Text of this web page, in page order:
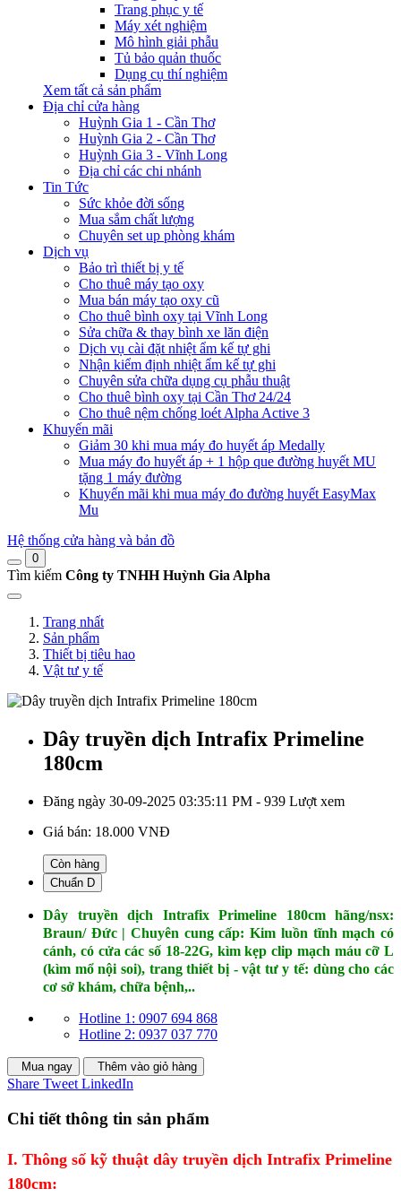
Trang phục y tế
Máy xét nghiệm
Mô hình giải phẫu
Tủ bảo quản thuốc
Dụng cụ thí nghiệm
Xem tất cả sản phẩm
Địa chỉ cửa hàng
Huỳnh Gia 1 - Cần Thơ
Huỳnh Gia 2 - Cần Thơ
Huỳnh Gia 3 - Vĩnh Long
Địa chỉ các chi nhánh
Tin Tức
Sức khỏe đời sống
Mua sắm chất lượng
Chuyên set up phòng khám
Dịch vụ
Bảo trì thiết bị y tế
Cho thuê máy tạo oxy
Mua bán máy tạo oxy cũ
Cho thuê bình oxy tại Vĩnh Long
Sửa chữa & thay bình xe lăn điện
Dịch vụ cài đặt nhiệt ẩm kế tự ghi
Nhận kiểm định nhiệt ẩm kế tự ghi
Chuyên sửa chữa dụng cụ phẫu thuật
Cho thuê bình oxy tại Cần Thơ 24/24
Cho thuê nệm chống loét Alpha Active 3
Khuyến mãi
Giảm 30 khi mua máy đo huyết áp Medally
Mua máy đo huyết áp + 1 hộp que đường huyết MU
tặng 1 máy đường
Khuyến mãi khi mua máy đo đường huyết EasyMax
Mu
Hệ thống cửa hàng và bản đồ
0
Tìm kiếm Công ty TNHH Huỳnh Gia Alpha
Trang nhất
Sản phẩm
Thiết bị tiêu hao
Vật tư y tế
Dây truyền dịch Intrafix Primeline
180cm
Đăng ngày 30-09-2025 03:35:11 PM - 939 Lượt xem
Giá bán: 18.000 VNĐ
Còn hàng
Chuẩn D
Dây truyền dịch Intrafix Primeline 180cm hãng/nsx:
Braun/ Đức | Chuyên cung cấp: Kim luồn tĩnh mạch có
cánh, có cửa các số 18-22G, kìm kẹp clip mạch máu cỡ L
(kìm mổ nội soi), trang thiết bị - vật tư y tế: dùng cho các
cơ sở khám, chữa bệnh,..
Hotline 1: 0907 694 868
Hotline 2: 0937 037 770
Mua ngay Thêm vào giỏ hàng
Share Tweet LinkedIn
Chi tiết thông tin sản phẩm
I. Thông số kỹ thuật dây truyền dịch Intrafix Primeline
180cm: